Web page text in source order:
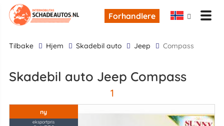
Forhandlere
tilbake Hjem skadebil auto Jeep Compass
skadebil auto Jeep Compass
1
ny
eksportpris